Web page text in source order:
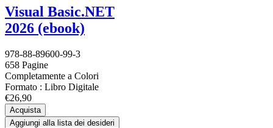
Visual Basic.NET
2026 (ebook)
978-88-89600-99-3
658 Pagine
Completamente a Colori
Formato : Libro Digitale
€26,90
Acquista
Aggiungi alla lista dei desideri